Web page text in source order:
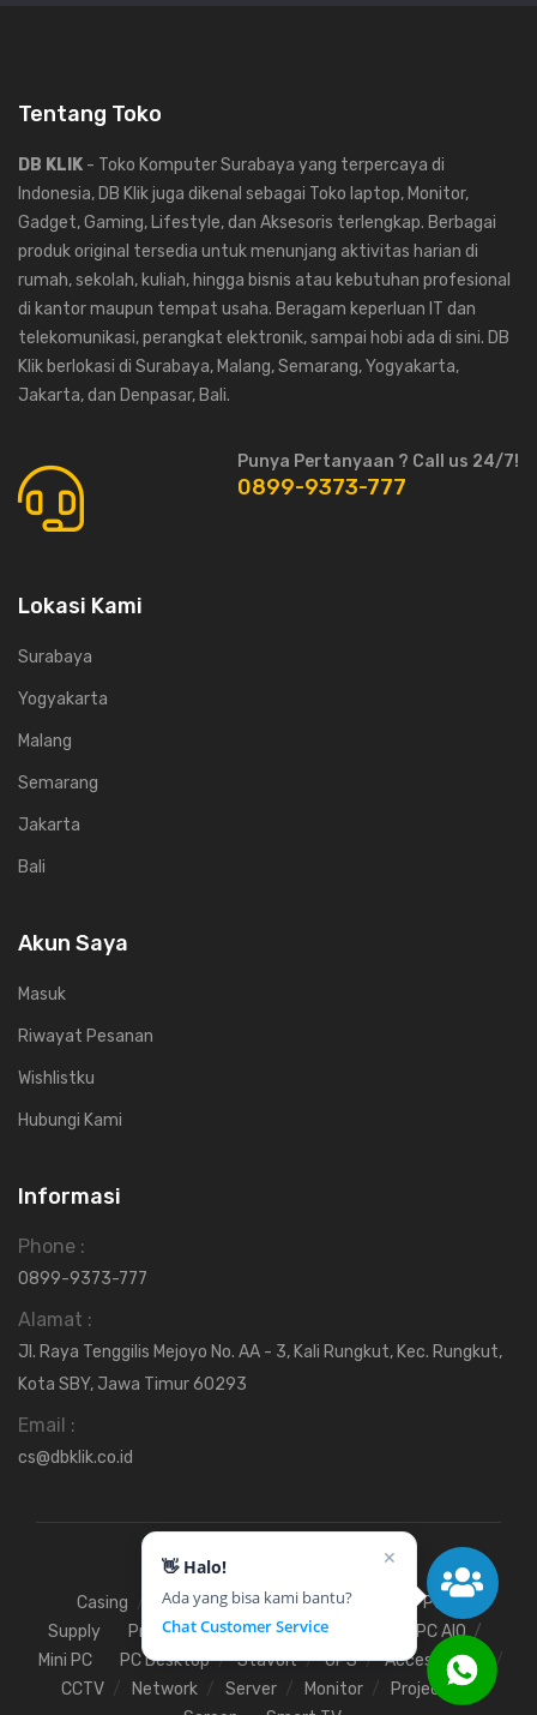
👋 Halo!
Ada yang bisa kami bantu?
Chat Customer Service
✕
Tentang Toko
DB KLIK - Toko Komputer Surabaya yang terpercaya di
Indonesia, DB Klik juga dikenal sebagai Toko laptop, Monitor,
Gadget, Gaming, Lifestyle, dan Aksesoris terlengkap. Berbagai
produk original tersedia untuk menunjang aktivitas harian di
rumah, sekolah, kuliah, hingga bisnis atau kebutuhan profesional
di kantor maupun tempat usaha. Beragam keperluan IT dan
telekomunikasi, perangkat elektronik, sampai hobi ada di sini. DB
Klik berlokasi di Surabaya, Malang, Semarang, Yogyakarta,
Jakarta, dan Denpasar, Bali.
Punya Pertanyaan ? Call us 24/7!
0899-9373-777
Lokasi Kami
Surabaya
Yogyakarta
Malang
Semarang
Jakarta
Bali
Akun Saya
Masuk
Riwayat Pesanan
Wishlistku
Hubungi Kami
Informasi
Phone :
0899-9373-777
Alamat :
Jl. Raya Tenggilis Mejoyo No. AA - 3, Kali Rungkut, Kec. Rungkut,
Kota SBY, Jawa Timur 60293
Email :
cs@dbklik.co.id
Casing Fan Hardisk Motherboard
Power
Supply
Processor SSD RAM
PC AIO
Mini PC
PC Desktop Stavolt UPS
Access Point
CCTV
Network Server Monitor
Projector